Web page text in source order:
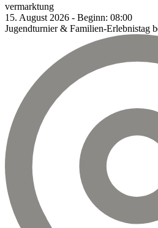
vermarktung
15. August 2026 - Beginn: 08:00
Jugendturnier & Familien-Erlebnistag